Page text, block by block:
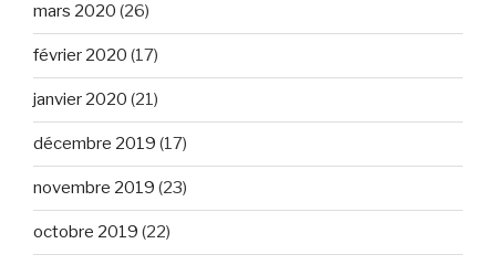
mars 2020 (26)
février 2020 (17)
janvier 2020 (21)
décembre 2019 (17)
novembre 2019 (23)
octobre 2019 (22)